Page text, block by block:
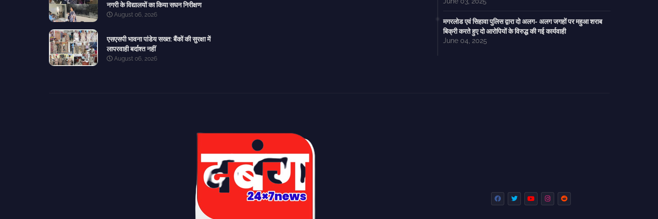
नगरी के विद्यालयों का किया सघन निरीक्षण
August 06, 2026
एसएसपी भावना पांडेय सख्त: बैंकों की सुरक्षा में
लापरवाही बर्दाश्त नहीं
August 06, 2026
मगरलोड एवं सिहावा पुलिस द्वारा दो अलग- अलग जगहों पर महुआ शराब
बिक्री करते हुए दो आरोपियों के विरुद्ध की गई कार्यवाही
June 04, 2025